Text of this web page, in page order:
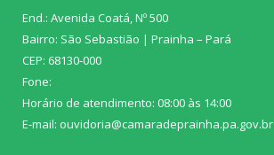
End.: Avenida Coatá, Nº 500
Bairro: São Sebastião | Prainha – Pará
CEP: 68130-000
Fone:
Horário de atendimento: 08:00 às 14:00
E-mail: ouvidoria@camaradeprainha.pa.gov.br